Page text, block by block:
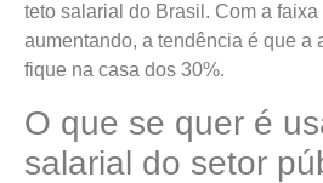
teto salarial do Brasil. Com a
aumentando, a tendência é que a
fique na casa dos 30%.
O que se quer é
salarial do setor